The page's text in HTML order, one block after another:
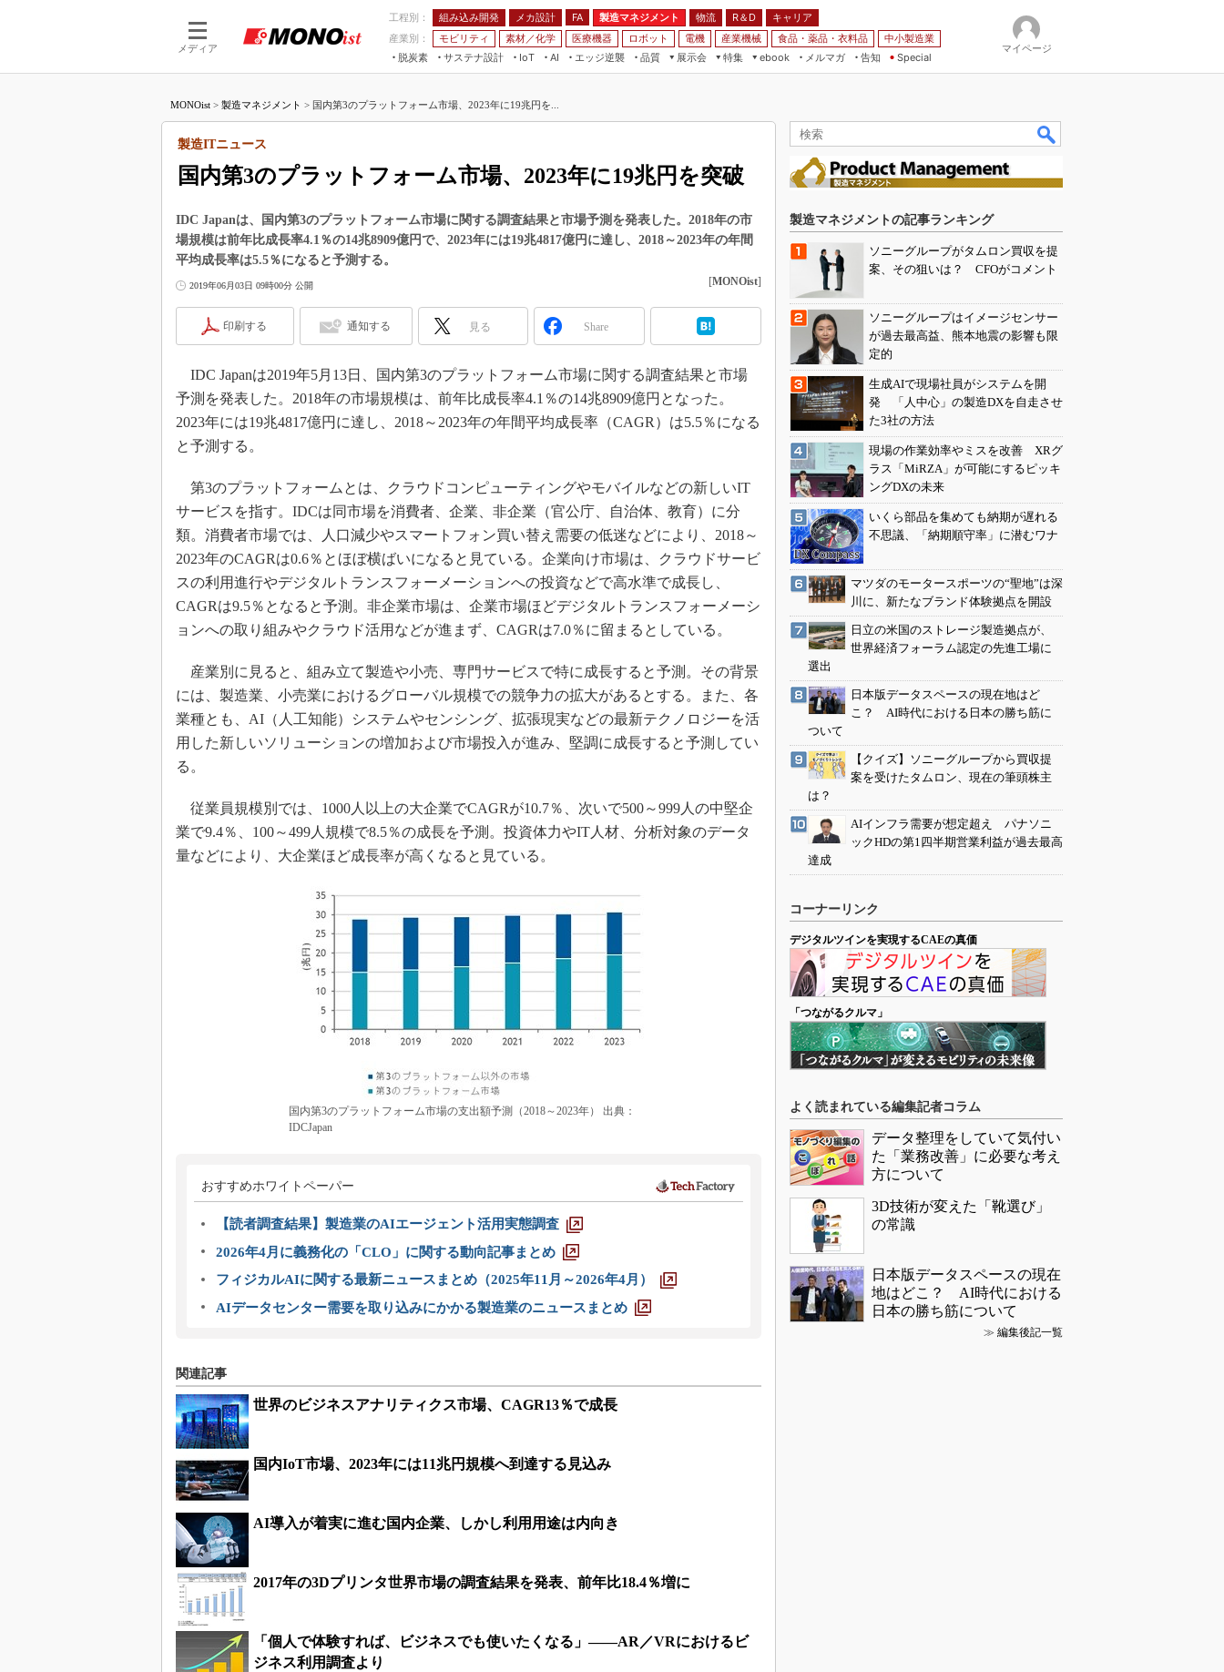
メディア
工程別： 組み込み開発 メカ設計 FA 製造マネジメント 物流 R＆D
キャリア
産業別：
モビリティ 素材／化学 医療機器 ロボット 電機 産業機械 食品・薬品・衣料品
中小製造業
脱炭素
サステナ設計
IoT
つながる工場
AI
AI×設備保全
エッジ逆襲 品質
展示会
JIMTOF
IIFES
ジャパンモビリティショー
スマート工場EXPO
EdgeTech+
日本ものづくりワールド
AUTOMOTIVE WORLD
産業オープンネット展
特集
つながるクルマ
VR／AR
FPGA
組み込み画像技術
車載ソフト開発
無償設計ツール
3Dプリンタ
インダストリー4.0
イノベーション
製造業ビッグデータ
メイドインジャパン
植物工場
知財マネジメント
海外生産
グローバル設計・開発
制御セキュリティ
新型コロナへの対応
ebook
FA
素材／化学
メルマガ
告知 Special
マイページ
MONOist > 製造マネジメント > 国内第3のプラットフォーム市場、2023年に19兆円を...
国内第3のプラットフォーム市場、2023年に19兆円を突破
製造ITニュース
IDC Japanは、国内第3のプラットフォーム市場に関する調査結果と市場予測を発表した。2018年の市
場規模は前年比成長率4.1％の14兆8909億円で、2023年には19兆4817億円に達し、2018～2023年の年間
平均成長率は5.5％になると予測する。
2019年06月03日 09時00分 公開 [MONOist]
印刷する 通知する 見る Share
IDC Japanは2019年5月13日、国内第3のプラットフォーム市場に関する調査結果と市場
予測を発表した。2018年の市場規模は、前年比成長率4.1％の14兆8909億円となった。
2023年には19兆4817億円に達し、2018～2023年の年間平均成長率（CAGR）は5.5％になる
と予測する。
第3のプラットフォームとは、クラウドコンピューティングやモバイルなどの新しいIT
サービスを指す。IDCは同市場を消費者、企業、非企業（官公庁、自治体、教育）に分
類。消費者市場では、人口減少やスマートフォン買い替え需要の低迷などにより、2018～
2023年のCAGRは0.6％とほぼ横ばいになると見ている。企業向け市場は、クラウドサービ
スの利用進行やデジタルトランスフォーメーションへの投資などで高水準で成長し、
CAGRは9.5％となると予測。非企業市場は、企業市場ほどデジタルトランスフォーメーシ
ョンへの取り組みやクラウド活用などが進まず、CAGRは7.0％に留まるとしている。
産業別に見ると、組み立て製造や小売、専門サービスで特に成長すると予測。その背景
には、製造業、小売業におけるグローバル規模での競争力の拡大があるとする。また、各
業種とも、AI（人工知能）システムやセンシング、拡張現実などの最新テクノロジーを活
用した新しいソリューションの増加および市場投入が進み、堅調に成長すると予測してい
る。
従業員規模別では、1000人以上の大企業でCAGRが10.7％、次いで500～999人の中堅企
業で9.4％、100～499人規模で8.5％の成長を予測。投資体力やIT人材、分析対象のデータ
量などにより、大企業ほど成長率が高くなると見ている。
国内第3のプラットフォーム市場の支出額予測（2018～2023年） 出典：
IDCJapan
おすすめホワイトペーパー
【読者調査結果】製造業のAIエージェント活用実態調査
2026年4月に義務化の「CLO」に関する動向記事まとめ
フィジカルAIに関する最新ニュースまとめ（2025年11月～2026年4月）
AIデータセンター需要を取り込みにかかる製造業のニュースまとめ
関連記事
世界のビジネスアナリティクス市場、CAGR13％で成長
国内IoT市場、2023年には11兆円規模へ到達する見込み
AI導入が着実に進む国内企業、しかし利用用途は内向き
2017年の3Dプリンタ世界市場の調査結果を発表、前年比18.4％増に
「個人で体験すれば、ビジネスでも使いたくなる」――AR／VRにおけるビ
ジネス利用調査より
製造マネジメントの記事ランキング
ソニーグループがタムロン買収を提
案、その狙いは？ CFOがコメント
ソニーグループはイメージセンサー
が過去最高益、熊本地震の影響も限
定的
生成AIで現場社員がシステムを開
発 「人中心」の製造DXを自走させ
た3社の方法
現場の作業効率やミスを改善 XRグ
ラス「MiRZA」が可能にするピッキ
ングDXの未来
いくら部品を集めても納期が遅れる
不思議、「納期順守率」に潜むワナ
マツダのモータースポーツの“聖地”は深
川に、新たなブランド体験拠点を開設
日立の米国のストレージ製造拠点が、
世界経済フォーラム認定の先進工場に
選出
日本版データスペースの現在地はど
こ？ AI時代における日本の勝ち筋に
ついて
【クイズ】ソニーグループから買収提
案を受けたタムロン、現在の筆頭株主
は？
AIインフラ需要が想定超え パナソニ
ックHDの第1四半期営業利益が過去最高
達成
コーナーリンク
デジタルツインを実現するCAEの真価
「つながるクルマ」
よく読まれている編集記者コラム
データ整理をしていて気付い
た「業務改善」に必要な考え
方について
3D技術が変えた「靴選び」
の常識
日本版データスペースの現在
地はどこ？ AI時代における
日本の勝ち筋について
≫ 編集後記一覧